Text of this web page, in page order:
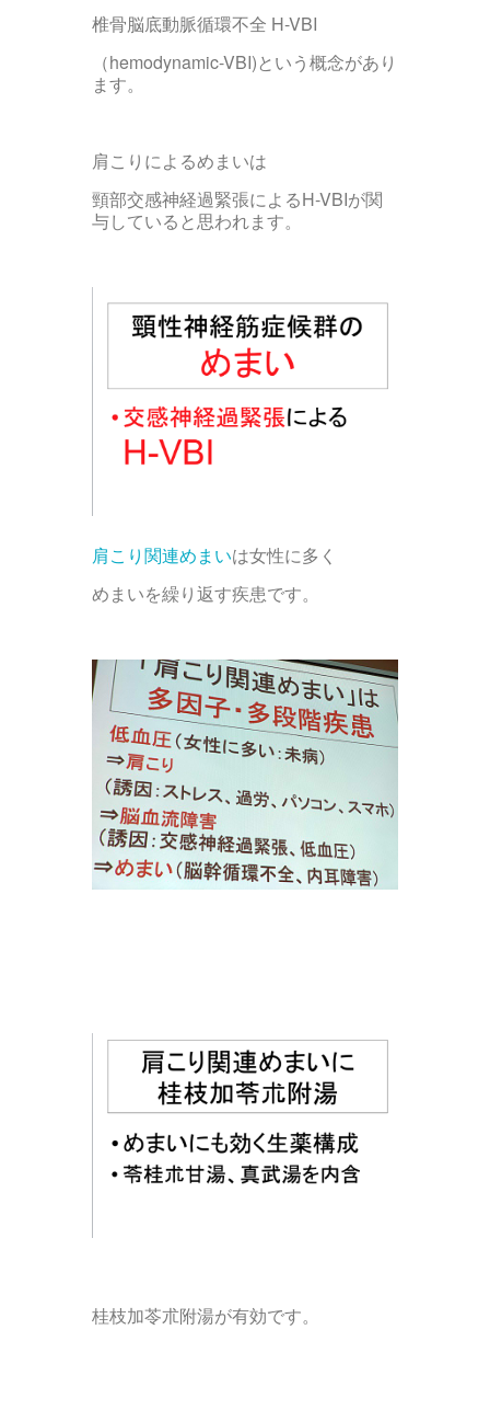
椎骨脳底動脈循環不全 H-VBI
（hemodynamic-VBI)という概念があり
ます。
肩こりによるめまいは
頸部交感神経過緊張によるH-VBIが関
与していると思われます。
肩こり関連めまいは女性に多く
めまいを繰り返す疾患です。
桂枝加苓朮附湯が有効です。